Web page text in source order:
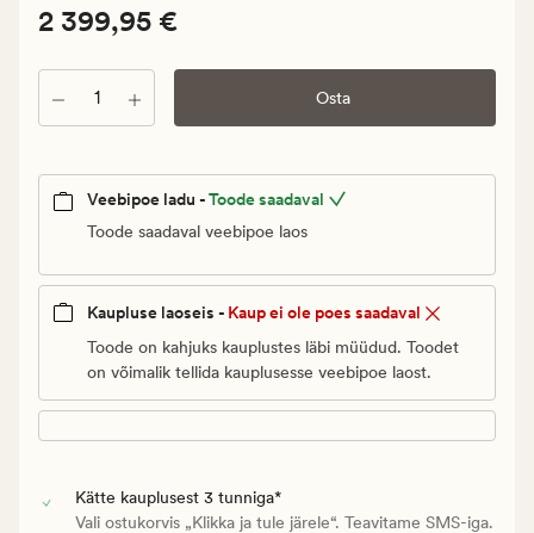
Pris_ee
399,95
€.
Vanlig
2
399,95
Pris_ee 2 399,95 €
2 399,95 €
Kogus Osta
Veebipoe ladu -Toode saadaval
Toode saadaval veebipoe laos
Kaupluse laoseis - Kaup ei ole poes saadaval
Toode on kahjuks kauplustes läbi müüdud. Toodet
on võimalik tellida kauplusesse veebipoe laost.
Kätte kauplusest 3 tunniga*
Vali ostukorvis „Klikka ja tule järele“. Teavitame SMS-iga.